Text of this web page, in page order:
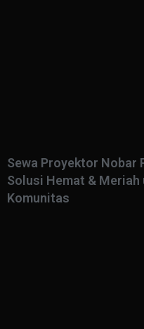
Sewa Proyektor Nobar
Solusi Hemat & Meriah
Komunitas